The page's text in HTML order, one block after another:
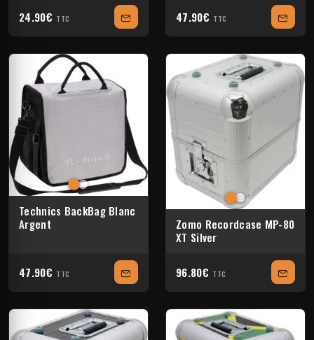
24.90€ TTC 47.90€ TTC
Technics BackBag Blanc
Argent
47.90€ TTC
Zomo Recordcase MP-80
XT Silver
96.80€ TTC